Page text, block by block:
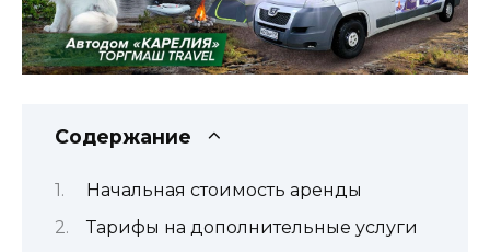
Содержание
Начальная стоимость аренды
Тарифы на дополнительные услуги